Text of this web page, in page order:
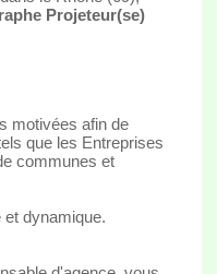
Projeteur(se)
motivées afin de
que les Entreprises
communes et
et dynamique.